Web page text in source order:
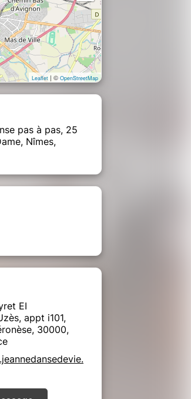
Leaflet | © OpenStreetMap
pas à pas, 25
Nîmes,
EI
appt i101,
30000,